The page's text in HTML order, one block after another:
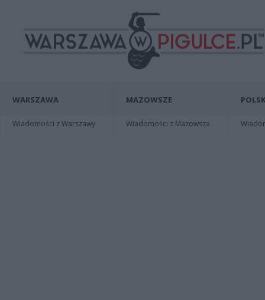
WARSZAWA
Wiadomości z Warszawy
MAZOWSZE
Wiadomości z Mazowsza